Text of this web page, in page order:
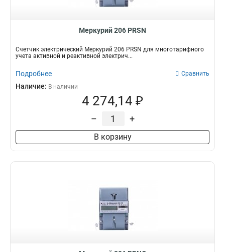
Меркурий 206 PRSN
Счетчик электрический Меркурий 206 PRSN для многотарифного
учета активной и реактивной электрич...
Подробнее Сравнить
Наличие: В наличии
4 274,14 ₽
– +
В корзину